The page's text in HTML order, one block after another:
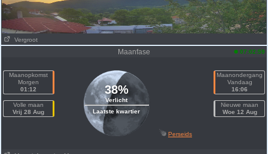
Vergroot
Maanfase 07:02:59
Maanopkomst
Morgen
01:12
Volle maan
Vrij 28 Aug
38%
Verlicht
Laatste kwartier
Maanondergang
Vandaag
16:06
Nieuwe maan
Woe 12 Aug
Perseids